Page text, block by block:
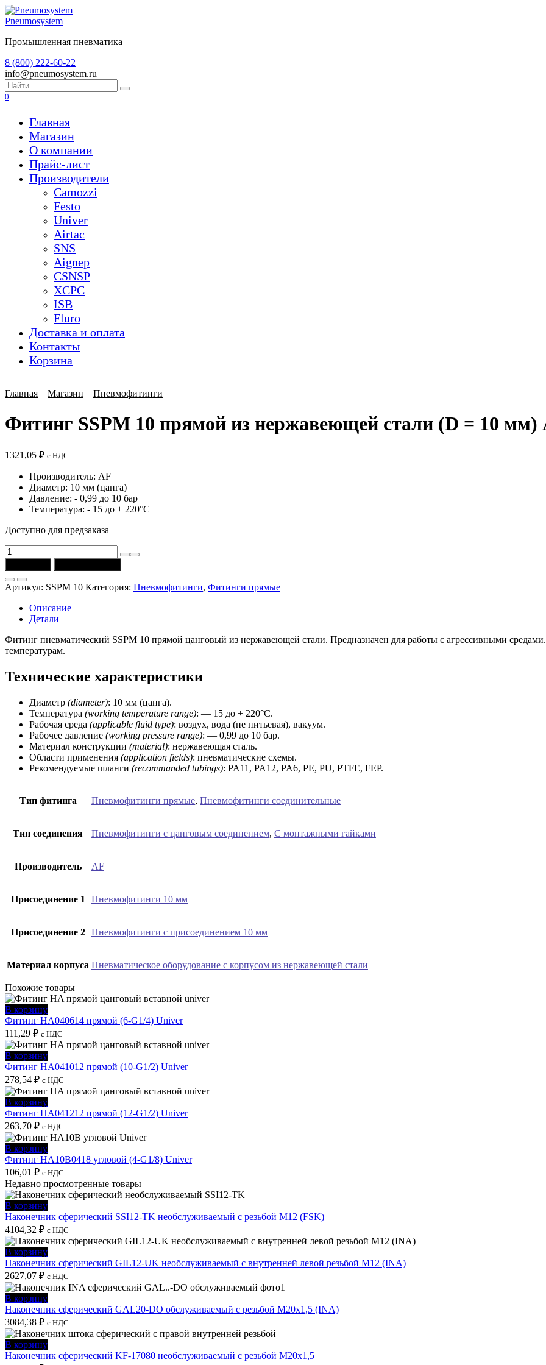
Перейти
к
Pneumosystem
Промышленная пневматика
8 (800) 222-60-22
info@pneumosystem.ru
Search
for:
0
Главная
Магазин
О компании
Прайс-лист
Производители
Camozzi
Festo
Univer
Airtac
SNS
Aignep
CSNSP
XCPC
ISB
Fluro
Доставка и оплата
Контакты
Корзина
Главная Магазин Пневмофитинги
Фитинг SSPM 10 прямой из нержавеющей стали (D = 10 мм)
1321,05 ₽ с НДС
Производитель: AF
Диаметр: 10 мм (цанга)
Давление: - 0,99 до 10 бар
Температура: - 15 до + 220°C
Доступно для предзаказа
Количество
товара
Фитинг
SSPM
10
прямой
нержавеющей
стали
(D
10
мм)
Артикул: SSPM 10 Категория: Пневмофитинги, Фитинги прямые
Описание
Детали
Фитинг пневматический SSPM 10 прямой цанговый из нержавеющей стали. Предназначен для работы с агрессивными
температурам.
Технические характеристики
Диаметр (diameter): 10 мм (цанга).
Температура (working temperature range): — 15 до + 220°C.
Рабочая среда (applicable fluid type): воздух, вода (не питьевая), вакуум.
Рабочее давление (working pressure range): — 0,99 до 10 бар.
Материал конструкции (material): нержавеющая сталь.
Области применения (application fields): пневматические схемы.
Рекомендуемые шланги (recommanded tubings): PA11, PA12, PA6, PE, PU, PTFE, FEP.
Тип фитинга Пневмофитинги прямые, Пневмофитинги соединительные
Тип соединения Пневмофитинги с цанговым соединением, С монтажными гайками
Производитель AF
Присоединение 1 Пневмофитинги 10 мм
Присоединение 2 Пневмофитинги с присоединением 10 мм
Материал корпуса Пневматическое оборудование с корпусом из нержавеющей стали
Похожие товары
В корзину
Фитинг HA040614 прямой (6-G1/4) Univer
111,29 ₽ с НДС
В корзину
Фитинг HA041012 прямой (10-G1/2) Univer
278,54 ₽ с НДС
В корзину
Фитинг HA041212 прямой (12-G1/2) Univer
263,70 ₽ с НДС
В корзину
Фитинг HA10B0418 угловой (4-G1/8) Univer
106,01 ₽ с НДС
Недавно просмотренные товары
В корзину
Наконечник сферический SSI12-TK необслуживаемый с резьбой M12 (FSK)
4104,32 ₽ с НДС
В корзину
Наконечник сферический GIL12-UK необслуживаемый с внутренней левой резьбой M12 (INA)
2627,07 ₽ с НДС
В корзину
Наконечник сферический GAL20-DO обслуживаемый с резьбой M20x1,5 (INA)
3084,38 ₽ с НДС
В корзину
Наконечник сферический KF-17080 необслуживаемый с резьбой M20x1,5